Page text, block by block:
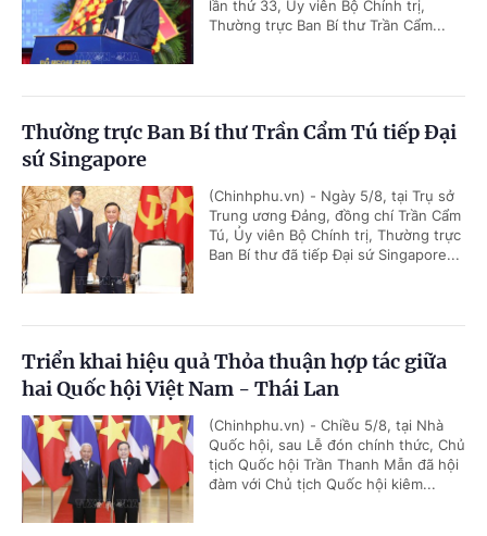
lần thứ 33, Ủy viên Bộ Chính trị,
Thường trực Ban Bí thư Trần Cẩm...
Thường trực Ban Bí thư Trần Cẩm Tú tiếp Đại
sứ Singapore
(Chinhphu.vn) - Ngày 5/8, tại Trụ sở
Trung ương Đảng, đồng chí Trần Cẩm
Tú, Ủy viên Bộ Chính trị, Thường trực
Ban Bí thư đã tiếp Đại sứ Singapore...
Triển khai hiệu quả Thỏa thuận hợp tác giữa
hai Quốc hội Việt Nam - Thái Lan
(Chinhphu.vn) - Chiều 5/8, tại Nhà
Quốc hội, sau Lễ đón chính thức, Chủ
tịch Quốc hội Trần Thanh Mẫn đã hội
đàm với Chủ tịch Quốc hội kiêm...